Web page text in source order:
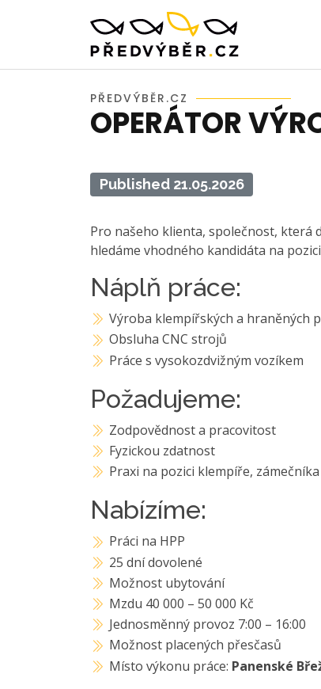
PŘEDVÝBĚR.CZ
OPERÁTOR
Published 21.05.2026
Pro našeho klienta, společnost, která
hledáme vhodného kandidáta na pozici
Náplň práce:
Výroba klempířských a hraněných
Obsluha CNC strojů
Práce s vysokozdvižným vozíkem
Požadujeme:
Zodpovědnost a pracovitost
Fyzickou zdatnost
Praxi na pozici klempíře,
Nabízíme:
Práci na HPP
25 dní dovolené
Možnost ubytování
Mzdu 40 000 – 50 000 Kč
Jednosměnný provoz 7:00 – 16:00
Možnost placených přesčasů
Místo výkonu práce: Panenské